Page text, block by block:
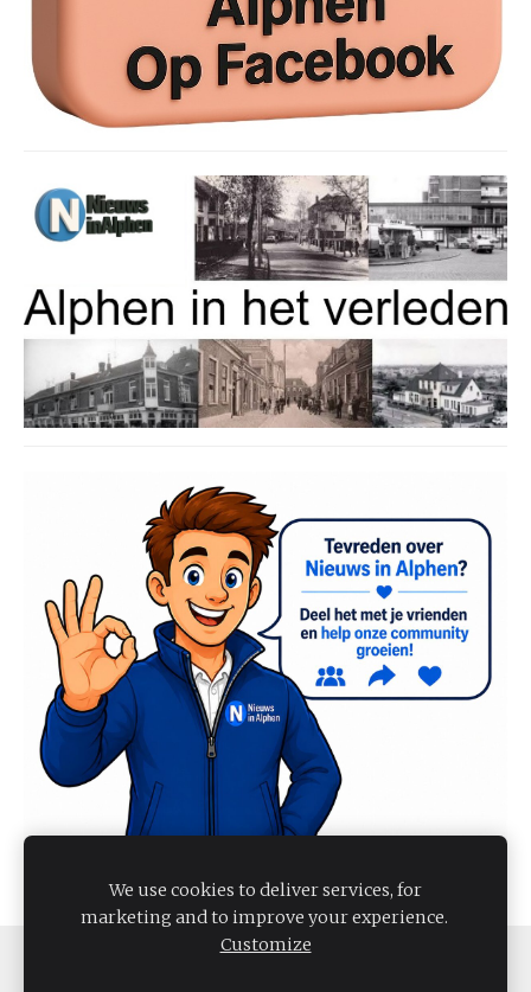
We use cookies to deliver services, for
marketing and to improve your experience.
Customize